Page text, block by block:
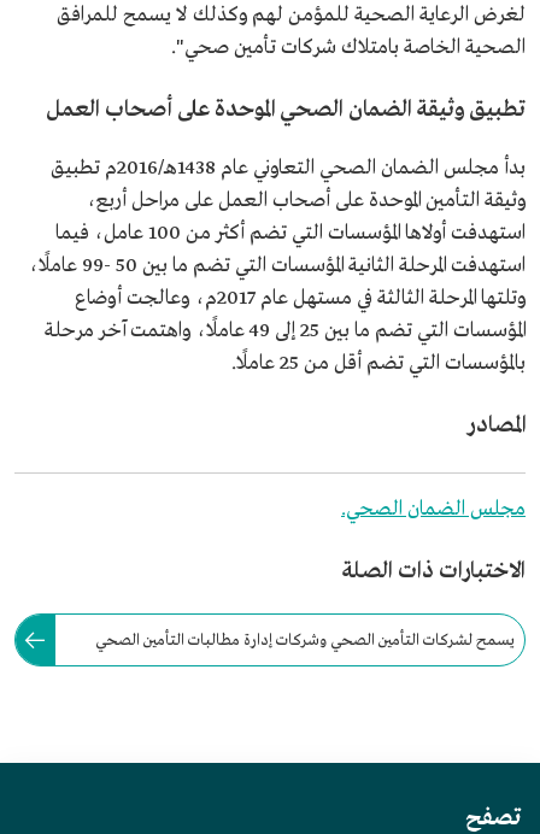
لغرض الرعاية الصحية للمؤمن لهم وكذلك لا يسمح للمرافق
الصحية الخاصة بامتلاك شركات تأمين صحي".
تطبيق وثيقة الضمان الصحي الموحدة على أصحاب العمل
بدأ مجلس الضمان الصحي التعاوني عام 1438هـ/2016م تطبيق
وثيقة التأمين الموحدة على أصحاب العمل على مراحل أربع،
استهدفت أولاها المؤسسات التي تضم أكثر من 100 عامل، فيما
استهدفت المرحلة الثانية المؤسسات التي تضم ما بين 50 -99 عاملًا،
وتلتها المرحلة الثالثة في مستهل عام 2017م، وعالجت أوضاع
المؤسسات التي تضم ما بين 25 إلى 49 عاملًا، واهتمت آخر مرحلة
بالمؤسسات التي تضم أقل من 25 عاملًا.
المصادر
مجلس الضمان الصحي.
الاختبارات ذات الصلة
يسمح لشركات التأمين الصحي وشركات إدارة مطالبات التأمين الصحي
تصفح